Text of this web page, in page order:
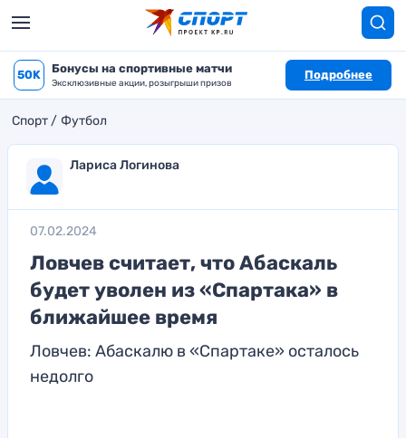
50K Бонусы на спортивные матчи
Эксклюзивные акции, розыгрыши призов
Подробнее
Спорт Футбол
Лариса Логинова
07.02.2024
Ловчев считает, что Абаскаль
будет уволен из «Спартака» в
ближайшее время
Ловчев: Абаскалю в «Спартаке» осталось
недолго